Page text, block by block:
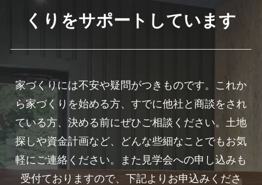
くりをサポートしています
家づくりには不安や疑問がつきものです。これか
ら家づくりを始める方、すでに他社と商談をされ
ている方、決める前にぜひご相談ください。土地
探しや資金計画など、どんな些細なことでもお気
軽にご連絡ください。また見学会への申し込みも
受付ておりますので、下記よりお申込みくださ